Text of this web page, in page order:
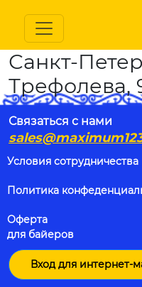
Санкт-
Трефолева,
Связаться с нами
Условия сотрудничества
Политика
Оферта
для байеров
Вход для интернет-